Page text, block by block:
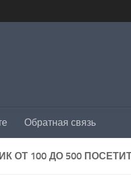
Обратная связь
ОТ 100 ДО 500